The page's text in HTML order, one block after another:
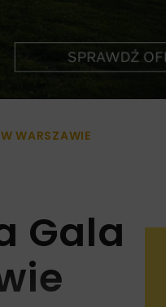
WARSZAWIE
Gala